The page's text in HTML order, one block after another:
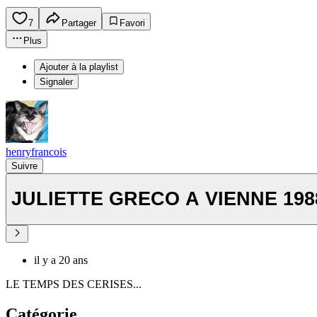
7 Partager
Favori
Plus
Ajouter à la playlist
Signaler
henryfrancois
Suivre
JULIETTE GRECO A VIENNE
il y a 20 ans
LE TEMPS DES CERISES...